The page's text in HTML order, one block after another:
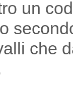
un
che